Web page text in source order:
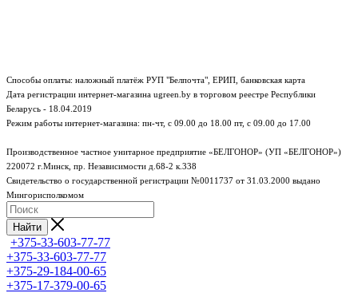
Способы оплаты: наложный платёж РУП "Белпочта", ЕРИП, банковская карта
Дата регистрации интернет-магазина ugreen.by в торговом реестре Республики
Беларусь - 18.04.2019
Режим работы интернет-магазина: пн-чт, с 09.00 до 18.00 пт, с 09.00 до 17.00
Производственное частное унитарное предприятие «БЕЛГОНОР» (УП «БЕЛГОНОР»)
220072 г.Минск, пр. Независимости д.68-2 к.338
Свидетельство о государственной регистрации №0011737 от 31.03.2000 выдано
Мингорисполкомом
Найти
+375-33-603-77-77
+375-33-603-77-77
+375-29-184-00-65
+375-17-379-00-65